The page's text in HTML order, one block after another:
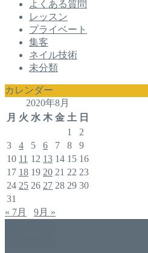
よくある質問
レッスン
プライベート
集客
ネイル技術
未分類
カレンダー
2020年8月
月 火 水 木 金 土 日
1
2
3
4 5 6 7 8
9
10 11 12 13 14 15 16
17 18 19 20 21 22 23
24 25 26 27 28 29 30
31
« 7月
9月 »